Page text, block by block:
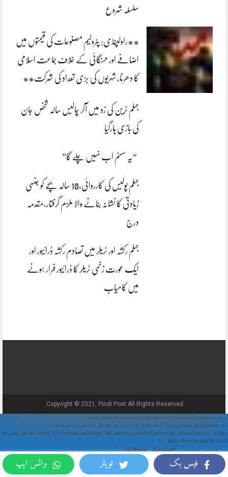
فیس بک ٹویٹر واٹس ایپ
سلسلہ شروع
**راولپنڈی: پٹرولیم مصنوعات کی قیمتوں میں
اضافے اور مہنگائی کے خلاف جماعت اسلامی
کا دھرنا، شہریوں کی بڑی تعداد کی شرکت**
جہلم ٹرین کی زد میں آکر چالیس سالہ شخص جان
کی بازی ہارگیا
“یہ سسٹم اب نہیں چلے گا”
جہلم پولیس کی کارروائی،10 سالہ بچے کو جنسی
زیادتی کا نشانہ بنانے والا ملزم گرفتار،مقدمہ
درج
جہلم رکشہ اور ٹریلر میں تصادم رکشہ ڈرائیور اور
ایک عورت زخمی ٹریلر کا ڈرائیور فرار ہونے
میں کامیاب
Copyright © 2021, Pindi Post All Rights Reserved.
// Show Author Image with Author Name in UrduPaper Theme function
urdu_paper_author_image_with_name($content) { if (is_single()) { $author_id =
get_the_author_meta('ID'); $author_name = get_the_author(); $author_avatar = get_avatar($author_id, 48);
// 48px size image $author_html = '
' . $author_avatar . '
' . $author_name . '
'; return $author_html . $content; } return $content; } add_filter('the_content',
'urdu_paper_author_image_with_name');